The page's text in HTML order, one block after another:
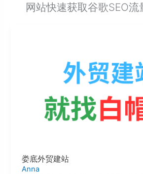
网站快速获取谷歌SEO流
娄底外贸建站
Anna